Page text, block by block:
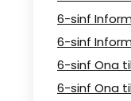
6-sinf
6-sinf
6-sinf Ona
6-sinf Ona